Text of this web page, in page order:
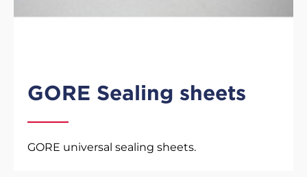
GORE Sealing sheets
GORE universal sealing sheets.